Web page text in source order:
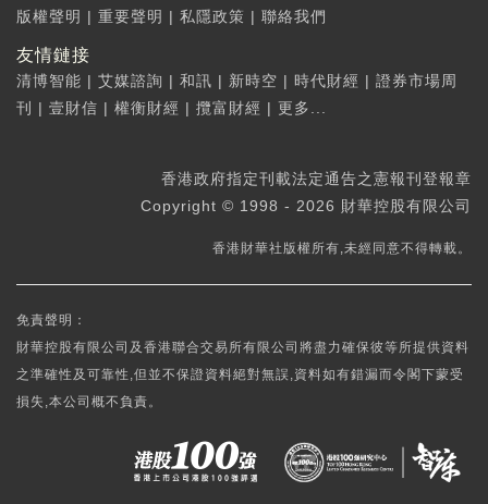
版權聲明 | 重要聲明 | 私隱政策 | 聯絡我們
友情鏈接
清博智能 | 艾媒諮詢 | 和訊 | 新時空 | 時代財經 | 證券市場周
刊
| 壹財信 | 權衡財經 | 攬富財經 | 更多...
香港政府指定刊載法定通告之憲報刊登報章
Copyright © 1998 - 2026 財華控股有限公司
香港財華社版權所有,未經同意不得轉載。
免責聲明：
財華控股有限公司及香港聯合交易所有限公司將盡力確保彼等所提供資料
之準確性及可靠性,但並不保證資料絕對無誤,資料如有錯漏而令閣下蒙受
損失,本公司概不負責。